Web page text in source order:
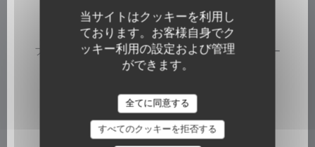
当サイトはクッキーを利用し
ております。お客様自身でク
ッキー利用の設定および管理
ができます。
全てに同意する
すべてのクッキーを拒否する
店舗情報
料理
フライドポテト, タータレ, イラン人, パニーニ, バーガー
チップショップ, ティーハウス＆レストラン
サービス
取り除く, テラス
La Pâte Brisée